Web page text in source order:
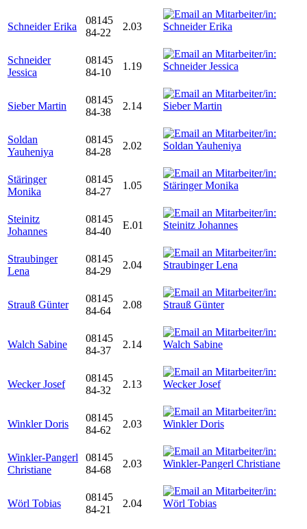
Schneider Erika
08145
84-22
2.03
Schneider
Jessica
08145
84-10
1.19
Sieber Martin
08145
84-38
2.14
Soldan
Yauheniya
08145
84-28
2.02
Stäringer
Monika
08145
84-27
1.05
Steinitz
Johannes
08145
84-40
E.01
Straubinger
Lena
08145
84-29
2.04
Strauß Günter
08145
84-64
2.08
Walch Sabine
08145
84-37
2.14
Wecker Josef
08145
84-32
2.13
Winkler Doris
08145
84-62
2.03
Winkler-Pangerl
Christiane
08145
84-68
2.03
Wörl Tobias
08145
84-21
2.04